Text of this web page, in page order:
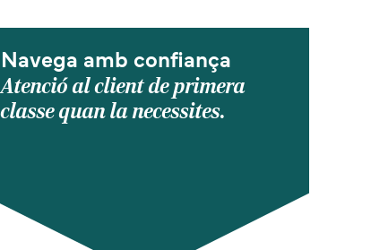
Navega amb confiança
Atenció al client de primera
classe quan la necessites.